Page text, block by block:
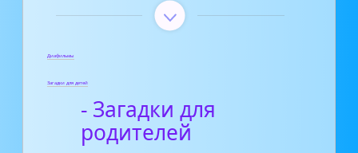
Диафильмы
Загадки для детей
- Загадки для
родителей